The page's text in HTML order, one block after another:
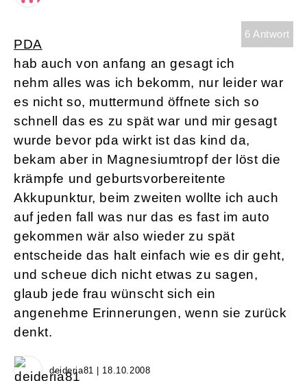
6 Antwort
PDA
hab auch von anfang an gesagt ich
nehm alles was ich bekomm, nur leider war
es nicht so, muttermund öffnete sich so
schnell das es zu spät war und mir gesagt
wurde bevor pda wirkt ist das kind da,
bekam aber in Magnesiumtropf der löst die
krämpfe und geburtsvorbereitente
Akkupunktur, beim zweiten wollte ich auch
auf jeden fall was nur das es fast im auto
gekommen wär also wieder zu spät
entscheide das halt einfach wie es dir geht,
und scheue dich nicht etwas zu sagen,
glaub jede frau wünscht sich ein
angenehme Erinnerungen, wenn sie zurück
denkt.
deideria81 | 18.10.2008